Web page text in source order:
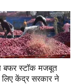
बफर स्टॉक मजबूत
केंद्र सरकार ने